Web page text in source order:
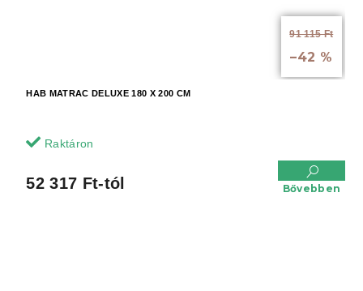
91 115 Ft
–42 %
HAB MATRAC DELUXE 180 X 200 CM
Raktáron
52 317 Ft-tól Bővebben